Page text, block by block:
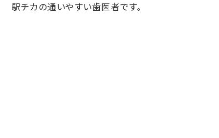
駅チカの通いやすい歯医者です。